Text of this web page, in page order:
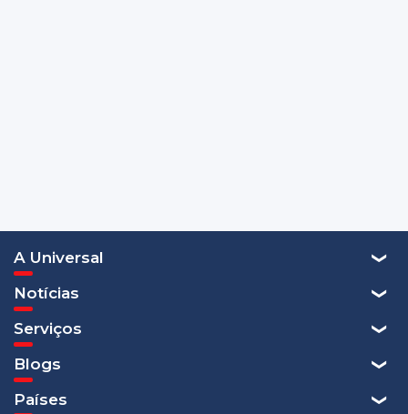
A Universal
Notícias
Serviços
Blogs
Países